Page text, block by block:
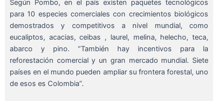
Según Pombo, en el país existen paquetes tecnológicos
para 10 especies comerciales con crecimientos biológicos
demostrados y competitivos a nivel mundial, como
eucaliptos, acacias, ceibas , laurel, melina, helecho, teca,
abarco y pino. “También hay incentivos para la
reforestación comercial y un gran mercado mundial. Siete
países en el mundo pueden ampliar su frontera forestal, uno
de esos es Colombia”.